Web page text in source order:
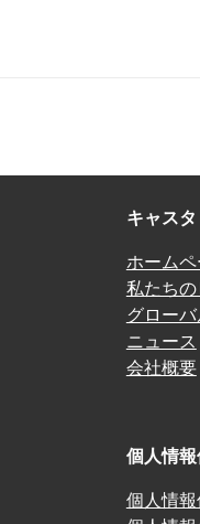
キャス
ホーム
私たち
グロー
ニュース
会社概要
個人情
個人情